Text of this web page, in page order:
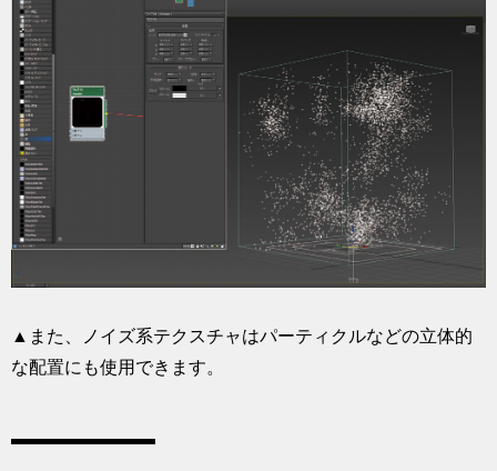
▲また、ノイズ系テクスチャはパーティクルなどの立体的
な配置にも使用できます。